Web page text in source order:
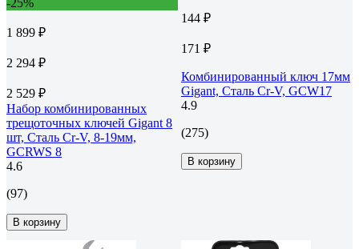
1 899 ₽
2 294 ₽
2 529 ₽
Набор комбинированных
трещоточных ключей Gigant 8
шт, Сталь Cr-V, 8-19мм,
GCRWS 8
4.6
(97)
В корзину
144 ₽
171 ₽
Комбинированный ключ 17мм
Gigant, Сталь Cr-V, GCW17
4.9
(275)
В корзину